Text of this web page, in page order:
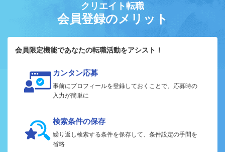
クリエイト転職
会員登録のメリット
会員限定機能であなたの転職活動をアシスト！
カンタン応募
事前にプロフィールを登録しておくことで、応募時の
入力が簡単に
検索条件の保存
繰り返し検索する条件を保存して、条件設定の手間を
省略